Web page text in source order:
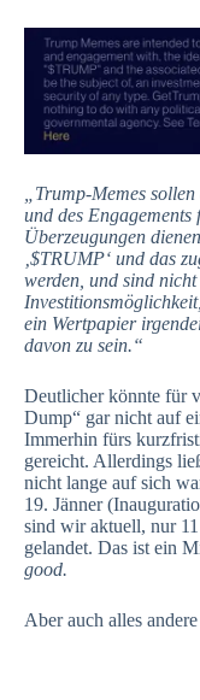
„Trump-Memes
und des
Überzeugungen
‚$TRUMP‘ und das
werden, und sind
ein Wertpapier
davon zu sein.“
Deutlicher könnte für
Dump“ gar nicht auf
Immerhin fürs
gereicht. Allerdings
nicht lange auf sich
19. Jänner
sind wir aktuell, nur
gelandet. Das ist ein
good.
Aber auch alles